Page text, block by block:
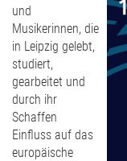
und
Musikerinnen, die
in Leipzig gelebt,
studiert,
gearbeitet und
durch ihr
Schaffen
Einfluss auf das
europäische